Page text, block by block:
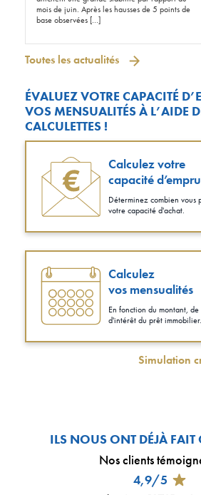
mois de juin. Après les hausses de 5 points de
base observées […]
Toutes les actualités
ÉVALUEZ VOTRE CAPACITÉ
VOS MENSUALITÉS À L’AIDE
CALCULETTES !
Calculez votre
capacité
Déterminez combien vous
votre capacité d'achat.
Calculez
vos mensualités
En fonction du montant,
d'intérêt du prêt immobilier.
Simulation
ILS NOUS ONT DÉJÀ FAIT
Nos clients
4,9/5